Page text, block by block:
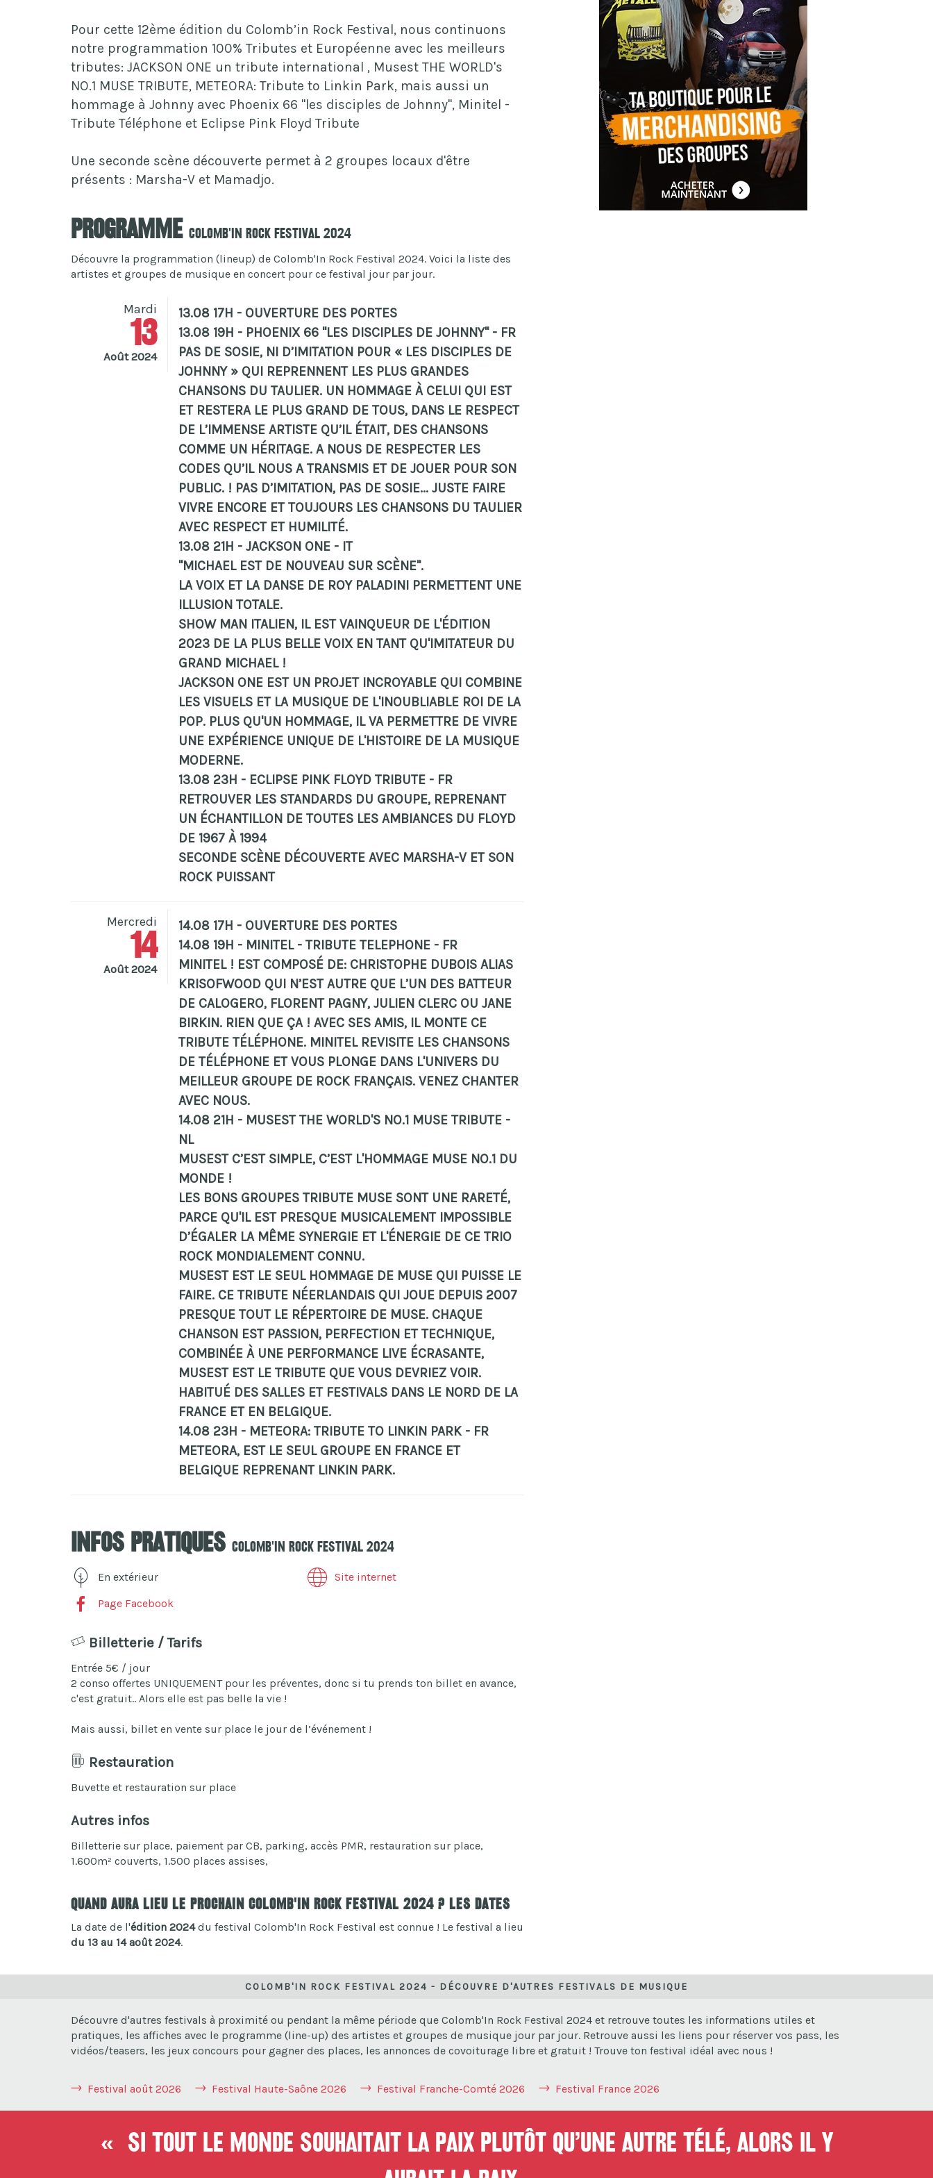
Pour cette 12ème édition du Colomb’in Rock Festival, nous continuons
notre programmation 100% Tributes et Européenne avec les meilleurs
tributes: JACKSON ONE un tribute international , Musest THE WORLD's
NO.1 MUSE TRIBUTE, METEORA: Tribute to Linkin Park, mais aussi un
hommage à Johnny avec Phoenix 66 "les disciples de Johnny", Minitel -
Tribute Téléphone et Eclipse Pink Floyd Tribute
Une seconde scène découverte permet à 2 groupes locaux d'être
présents : Marsha-V et Mamadjo.
Programme Colomb'In Rock Festival 2024
Découvre la programmation (lineup) de Colomb'In Rock Festival 2024. Voici la liste des
artistes et groupes de musique en concert pour ce festival jour par jour.
Mardi
13
Août 2024
13.08 17H - OUVERTURE DES PORTES
13.08 19H - PHOENIX 66 "LES DISCIPLES DE JOHNNY" - FR
PAS DE SOSIE, NI D’IMITATION POUR « LES DISCIPLES DE
JOHNNY » QUI REPRENNENT LES PLUS GRANDES
CHANSONS DU TAULIER. UN HOMMAGE À CELUI QUI EST
ET RESTERA LE PLUS GRAND DE TOUS, DANS LE RESPECT
DE L’IMMENSE ARTISTE QU’IL ÉTAIT, DES CHANSONS
COMME UN HÉRITAGE. A NOUS DE RESPECTER LES
CODES QU’IL NOUS A TRANSMIS ET DE JOUER POUR SON
PUBLIC. ! PAS D’IMITATION, PAS DE SOSIE... JUSTE FAIRE
VIVRE ENCORE ET TOUJOURS LES CHANSONS DU TAULIER
AVEC RESPECT ET HUMILITÉ.
13.08 21H - JACKSON ONE - IT
"MICHAEL EST DE NOUVEAU SUR SCÈNE".
LA VOIX ET LA DANSE DE ROY PALADINI PERMETTENT UNE
ILLUSION TOTALE.
SHOW MAN ITALIEN, IL EST VAINQUEUR DE L'ÉDITION
2023 DE LA PLUS BELLE VOIX EN TANT QU'IMITATEUR DU
GRAND MICHAEL !
JACKSON ONE EST UN PROJET INCROYABLE QUI COMBINE
LES VISUELS ET LA MUSIQUE DE L'INOUBLIABLE ROI DE LA
POP. PLUS QU'UN HOMMAGE, IL VA PERMETTRE DE VIVRE
UNE EXPÉRIENCE UNIQUE DE L'HISTOIRE DE LA MUSIQUE
MODERNE.
13.08 23H - ECLIPSE PINK FLOYD TRIBUTE - FR
RETROUVER LES STANDARDS DU GROUPE, REPRENANT
UN ÉCHANTILLON DE TOUTES LES AMBIANCES DU FLOYD
DE 1967 À 1994
SECONDE SCÈNE DÉCOUVERTE AVEC MARSHA-V ET SON
ROCK PUISSANT
Mercredi
14
Août 2024
14.08 17H - OUVERTURE DES PORTES
14.08 19H - MINITEL - TRIBUTE TELEPHONE - FR
MINITEL ! EST COMPOSÉ DE: CHRISTOPHE DUBOIS ALIAS
KRISOFWOOD QUI N’EST AUTRE QUE L’UN DES BATTEUR
DE CALOGERO, FLORENT PAGNY, JULIEN CLERC OU JANE
BIRKIN. RIEN QUE ÇA ! AVEC SES AMIS, IL MONTE CE
TRIBUTE TÉLÉPHONE. MINITEL REVISITE LES CHANSONS
DE TÉLÉPHONE ET VOUS PLONGE DANS L'UNIVERS DU
MEILLEUR GROUPE DE ROCK FRANÇAIS. VENEZ CHANTER
AVEC NOUS.
14.08 21H - MUSEST THE WORLD'S NO.1 MUSE TRIBUTE -
NL
MUSEST C’EST SIMPLE, C’EST L'HOMMAGE MUSE NO.1 DU
MONDE !
LES BONS GROUPES TRIBUTE MUSE SONT UNE RARETÉ,
PARCE QU'IL EST PRESQUE MUSICALEMENT IMPOSSIBLE
D’ÉGALER LA MÊME SYNERGIE ET L'ÉNERGIE DE CE TRIO
ROCK MONDIALEMENT CONNU.
MUSEST EST LE SEUL HOMMAGE DE MUSE QUI PUISSE LE
FAIRE. CE TRIBUTE NÉERLANDAIS QUI JOUE DEPUIS 2007
PRESQUE TOUT LE RÉPERTOIRE DE MUSE. CHAQUE
CHANSON EST PASSION, PERFECTION ET TECHNIQUE,
COMBINÉE À UNE PERFORMANCE LIVE ÉCRASANTE,
MUSEST EST LE TRIBUTE QUE VOUS DEVRIEZ VOIR.
HABITUÉ DES SALLES ET FESTIVALS DANS LE NORD DE LA
FRANCE ET EN BELGIQUE.
14.08 23H - METEORA: TRIBUTE TO LINKIN PARK - FR
METEORA, EST LE SEUL GROUPE EN FRANCE ET
BELGIQUE REPRENANT LINKIN PARK.
Infos pratiques Colomb'In Rock Festival 2024
En extérieur
Site internet
Page Facebook
Billetterie / Tarifs
Entrée 5€ / jour
2 conso offertes UNIQUEMENT pour les préventes, donc si tu prends ton billet en avance,
c'est gratuit.. Alors elle est pas belle la vie !
Mais aussi, billet en vente sur place le jour de l’événement !
Restauration
Buvette et restauration sur place
Autres infos
Billetterie sur place, paiement par CB, parking, accès PMR, restauration sur place,
1.600m² couverts, 1.500 places assises,
Quand aura lieu le prochain Colomb'In Rock Festival 2024 ? Les dates
La date de l'édition 2024du festival Colomb'In Rock Festival est connue ! Le festival a lieu
du 13 au 14 août 2024.
COLOMB'IN ROCK FESTIVAL 2024 - DÉCOUVRE D'AUTRES FESTIVALS DE MUSIQUE
Découvre d'autres festivals à proximité ou pendant la même période que Colomb'In Rock Festival 2024 et retrouve toutes les informations utiles et
pratiques, les affiches avec le programme (line-up) des artistes et groupes de musique jour par jour. Retrouve aussi les liens pour réserver vos pass, les
vidéos/teasers, les jeux concours pour gagner des places, les annonces de covoiturage libre et gratuit ! Trouve ton festival idéal avec nous !
Festival août 2026 Festival Haute-Saône 2026 Festival Franche-Comté 2026 Festival France 2026
« Si tout le monde souhaitait la paix plutôt qu’une autre télé, alors il y